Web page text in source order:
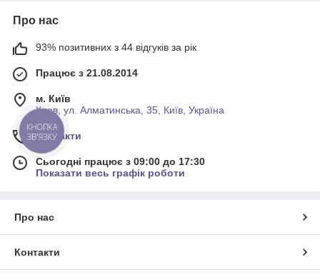
Про нас
93% позитивних з 44 відгуків за рік
Працює з 21.08.2014
м. Київ
Киев, ул. Алматинська, 35, Київ, Україна
Контакти
Сьогодні працює з 09:00 до 17:30
Показати весь графік роботи
Про нас
Контакти
КНОПКА
ЗВ'ЯЗКУ